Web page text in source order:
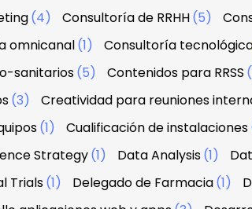
(4) Consultoría de RRHH(5)
omnicanal(1) Consultoría
sanitarios(5) Contenidos para RRSS
(3) Creatividad para reuniones
(1) Cualificación de instalaciones
Strategy(1) Data Analysis(1)
Trials(1) Delegado de Farmacia(1)